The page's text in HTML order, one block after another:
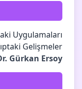
Uygulamaları
Gelişmeler
Gürkan Ersoy